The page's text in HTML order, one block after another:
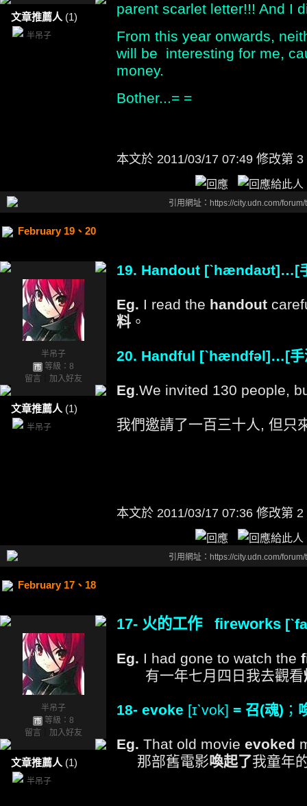
文章推薦人 (1)
半吊子
parent scarlet letter!!! And I
From this year onwards,
will be interesting for me,
money.
Bother...= =
本文於 2011/03/17 07:49 修改第 3
引用網址：https://city.udn.com/
February 19、20
半吊子
等級：8
留言
加入好友
文章推薦人 (1)
半吊子
19. Handout [ˋhændaʊt]…[
Eg. I read the handout
料 。
20. Handful [ˋhændfəl]…[手
Eg.We invited 130 people,
我們邀請了一百三十人, 但只
本文於 2011/03/17 07:36 修改第 2
引用網址：https://city.udn.com/
February 17、18
半吊子
等級：8
留言
加入好友
文章推薦人 (1)
半吊子
17- 火的工作 fireworks
Eg. I had gone to watch the
有一年七月四日我去觀看
18- evoke [ɪˋvok] = 召(魂) ；
Eg. That old movie evoked
那部舊電影喚起了我童年